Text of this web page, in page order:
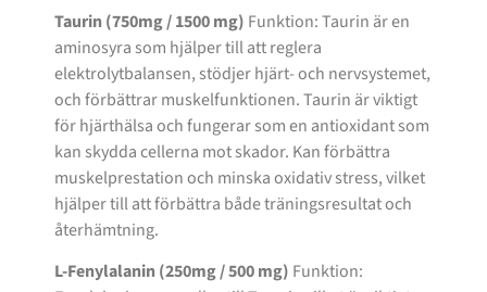
Taurin (750mg / 1500 mg) Funktion: Taurin är en
aminosyra som hjälper till att reglera
elektrolytbalansen, stödjer hjärt- och nervsystemet,
och förbättrar muskelfunktionen. Taurin är viktigt
för hjärthälsa och fungerar som en antioxidant som
kan skydda cellerna mot skador. Kan förbättra
muskelprestation och minska oxidativ stress, vilket
hjälper till att förbättra både träningsresultat och
återhämtning.
L-Fenylalanin (250mg / 500 mg) Funktion: